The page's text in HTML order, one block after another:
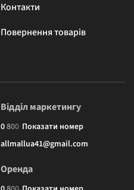
Контакти
Повернення товарів
Відділ маркетингу
0800 Показати номер
allmallua41@gmail.com
Оренда